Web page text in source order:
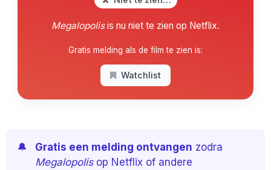
Megalopolisis nu niet te zien op Netflix.
Gratis melding als de film te zien is:
Watchlist
🔔 Gratis een melding ontvangen zodra
Megalopolisop Netflix of andere